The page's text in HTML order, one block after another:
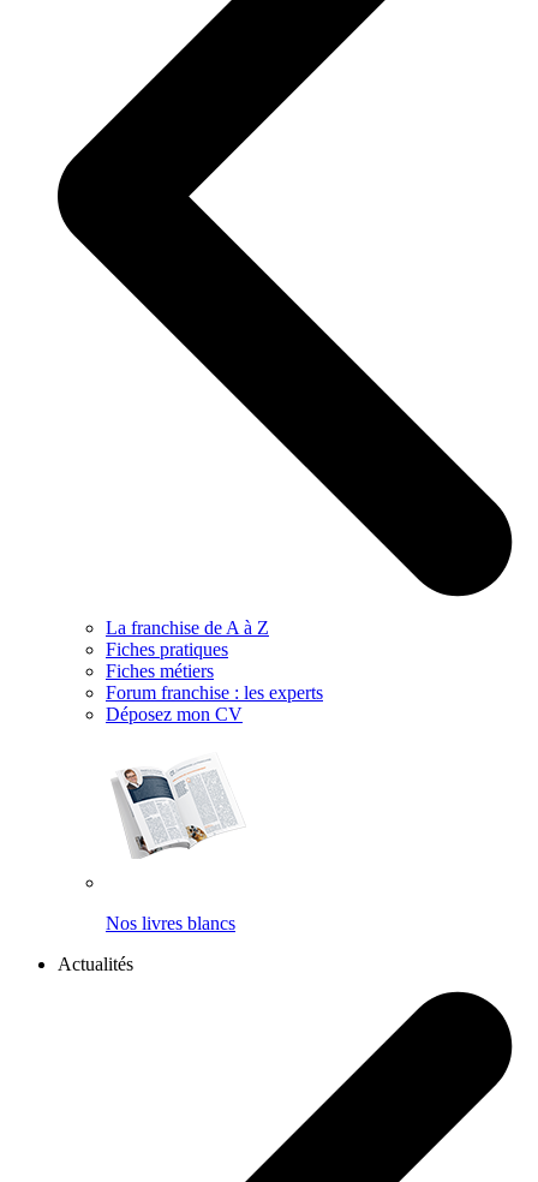
La franchise de A à Z
Fiches pratiques
Fiches métiers
Forum franchise : les experts
Déposez mon CV
Nos livres blancs
Actualités